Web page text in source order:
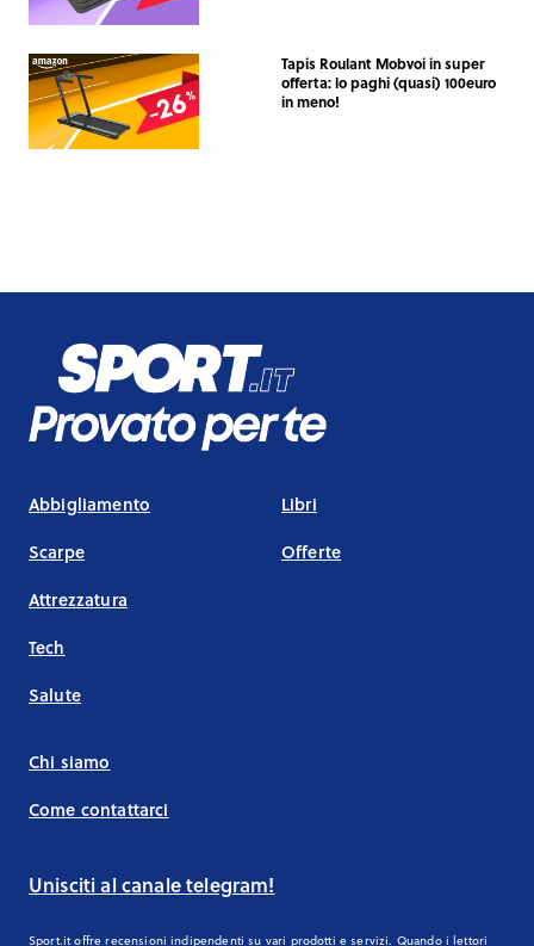
Tapis Roulant Mobvoi in super
offerta: lo paghi (quasi) 100euro
in meno!
Abbigliamento
Scarpe
Attrezzatura
Tech
Salute
Libri
Offerte
Chi siamo
Come contattarci
Unisciti al canale telegram!
Sport.it offre recensioni indipendenti su vari prodotti e servizi. Quando i lettori